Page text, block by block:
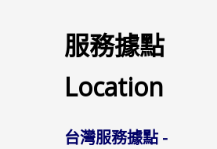
服務據點
Location
台灣服務據點 -